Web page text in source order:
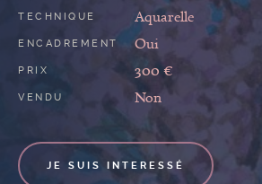
TECHNIQUE Aquarelle
ENCADREMENT Oui
PRIX 300 €
VENDU Non
JE SUIS INTERESSÉ